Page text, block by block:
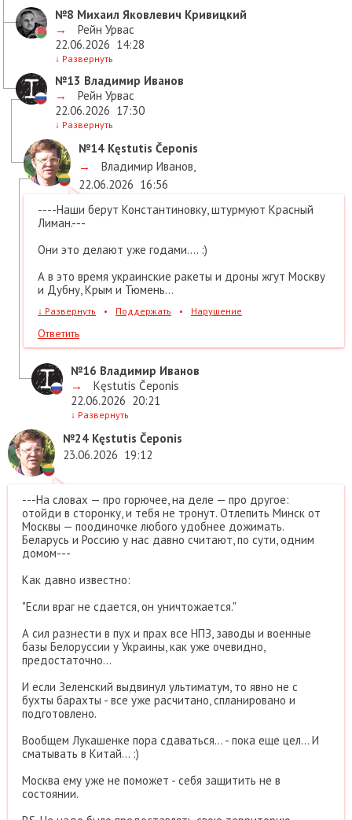
№8 Михаил Яковлевич Кривицкий
→
Рейн Урвас
22.06.2026 14:28
↓ Развернуть
№13 Владимир Иванов
→
Рейн Урвас
22.06.2026 17:30
↓ Развернуть
№14 Kęstutis Čeponis
→
Владимир Иванов,
22.06.2026 16:56
----Наши берут Константиновку, штурмуют Красный
Лиман.---
Они это делают уже годами.... :)
А в это время украинские ракеты и дроны жгут Москву
и Дубну, Крым и Тюмень...
↓ Развернуть • Поддержать • Нарушение
Ответить
№16 Владимир Иванов
→
Kęstutis Čeponis
22.06.2026 20:21
↓ Развернуть
№24 Kęstutis Čeponis
23.06.2026 19:12
---На словах — про горючее, на деле — про другое:
отойди в сторонку, и тебя не тронут. Отлепить Минск от
Москвы — поодиночке любого удобнее дожимать.
Беларусь и Россию у нас давно считают, по сути, одним
домом---
Как давно известно:
"Если враг не сдается, он уничтожается."
А сил разнести в пух и прах все НПЗ, заводы и военные
базы Белоруссии у Украины, как уже очевидно,
предостаточно...
И если Зеленский выдвинул ультиматум, то явно не с
бухты барахты - все уже расчитано, спланировано и
подготовлено.
Вообщем Лукашенке пора сдаваться... - пока еще цел... И
сматывать в Китай... :)
Москва ему уже не поможет - себя защитить не в
состоянии.